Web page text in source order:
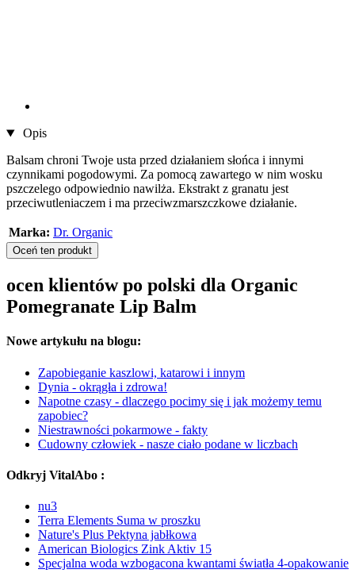
Opis
Balsam chroni Twoje usta przed działaniem słońca i innymi
czynnikami pogodowymi. Za pomocą zawartego w nim wosku
pszczelego odpowiednio nawilża. Ekstrakt z granatu jest
przeciwutleniaczem i ma przeciwzmarszczkowe działanie.
Marka: Dr. Organic
Oceń ten produkt
ocen klientów po polski dla Organic
Pomegranate Lip Balm
Nowe artykułu na blogu:
Zapobieganie kaszlowi, katarowi i innym
Dynia - okrągła i zdrowa!
Napotne czasy - dlaczego pocimy się i jak możemy temu
zapobiec?
Niestrawności pokarmowe - fakty
Cudowny człowiek - nasze ciało podane w liczbach
Odkryj VitalAbo :
nu3
Terra Elements Suma w proszku
Nature's Plus Pektyna jabłkowa
American Biologics Zink Aktiv 15
Specjalna woda wzbogacona kwantami światła 4-opakowanie